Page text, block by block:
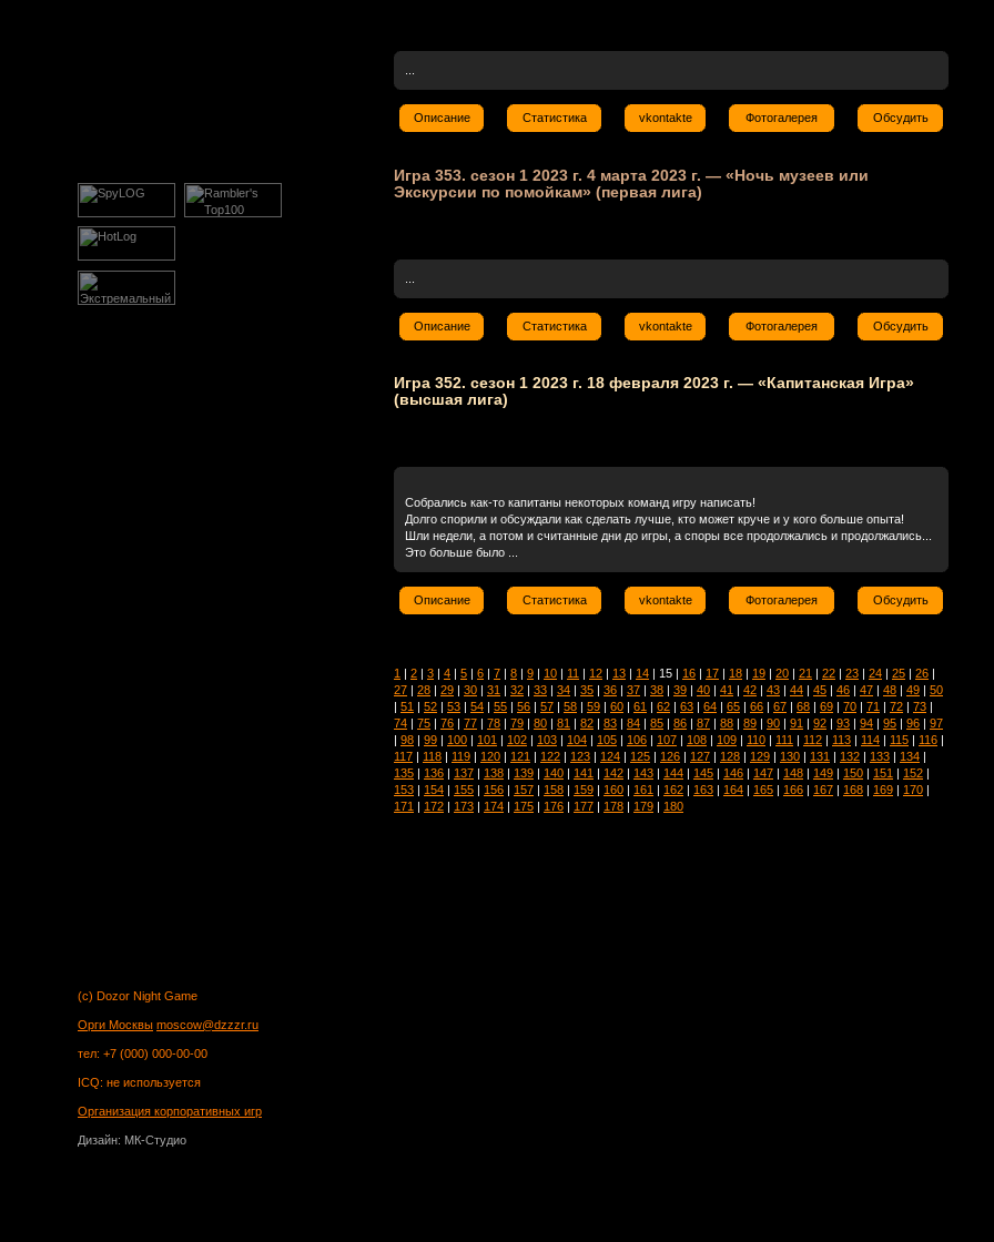
Описание Статистика vkontakte Фотогалерея Обсудить
Игра 353. сезон 1 2023 г. 4 марта 2023 г. — «Ночь музеев или
Экскурсии по помойкам» (первая лига)
Описание Статистика vkontakte Фотогалерея Обсудить
Игра 352. сезон 1 2023 г. 18 февраля 2023 г. — «Капитанская Игра»
(высшая лига)
Собрались как-то капитаны некоторых команд игру написать!
Долго спорили и обсуждали как сделать лучше, кто может круче и у кого больше опыта!
Шли недели, а потом и считанные дни до игры, а споры все продолжались и продолжались...
Это больше было ...
Описание Статистика vkontakte Фотогалерея Обсудить
1 | 2 | 3 | 4 | 5 | 6 | 7 | 8 | 9 | 10 | 11 | 12 | 13 | 14 | 15 | 16 | 17 | 18 | 19 | 20 | 21 | 22 | 23 | 24 | 25 | 26 |
27 | 28 | 29 | 30 | 31 | 32 | 33 | 34 | 35 | 36 | 37 | 38 | 39 | 40 | 41 | 42 | 43 | 44 | 45 | 46 | 47 | 48 | 49 | 50
| 51 | 52 | 53 | 54 | 55 | 56 | 57 | 58 | 59 | 60 | 61 | 62 | 63 | 64 | 65 | 66 | 67 | 68 | 69 | 70 | 71 | 72 | 73 |
74 | 75 | 76 | 77 | 78 | 79 | 80 | 81 | 82 | 83 | 84 | 85 | 86 | 87 | 88 | 89 | 90 | 91 | 92 | 93 | 94 | 95 | 96 | 97
| 98 | 99 | 100 | 101 | 102 | 103 | 104 | 105 | 106 | 107 | 108 | 109 | 110 | 111 | 112 | 113 | 114 | 115 | 116 |
117 | 118 | 119 | 120 | 121 | 122 | 123 | 124 | 125 | 126 | 127 | 128 | 129 | 130 | 131 | 132 | 133 | 134 |
135 | 136 | 137 | 138 | 139 | 140 | 141 | 142 | 143 | 144 | 145 | 146 | 147 | 148 | 149 | 150 | 151 | 152 |
153 | 154 | 155 | 156 | 157 | 158 | 159 | 160 | 161 | 162 | 163 | 164 | 165 | 166 | 167 | 168 | 169 | 170 |
171 | 172 | 173 | 174 | 175 | 176 | 177 | 178 | 179 | 180
(c) Dozor Night Game
Орги Москвы moscow@dzzzr.ru
тел: +7 (000) 000-00-00
ICQ: не используется
Организация корпоративных игр
Дизайн: МК-Студио